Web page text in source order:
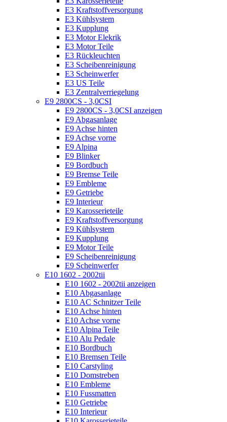
E3 Kraftstoffversorgung
E3 Kühlsystem
E3 Kupplung
E3 Motor Elekrik
E3 Motor Teile
E3 Rückleuchten
E3 Scheibenreinigung
E3 Scheinwerfer
E3 US Teile
E3 Zentralverriegelung
E9 2800CS - 3,0CSI
E9 2800CS - 3,0CSI anzeigen
E9 Abgasanlage
E9 Achse hinten
E9 Achse vorne
E9 Alpina
E9 Blinker
E9 Bordbuch
E9 Bremse Teile
E9 Embleme
E9 Getriebe
E9 Interieur
E9 Karosserieteile
E9 Kraftstoffversorgung
E9 Kühlsystem
E9 Kupplung
E9 Motor Teile
E9 Scheibenreinigung
E9 Scheinwerfer
E10 1602 - 2002tii
E10 1602 - 2002tii anzeigen
E10 Abgasanlage
E10 AC Schnitzer Teile
E10 Achse hinten
E10 Achse vorne
E10 Alpina Teile
E10 Alu Pedale
E10 Bordbuch
E10 Bremsen Teile
E10 Carstyling
E10 Domstreben
E10 Embleme
E10 Fussmatten
E10 Getriebe
E10 Interieur